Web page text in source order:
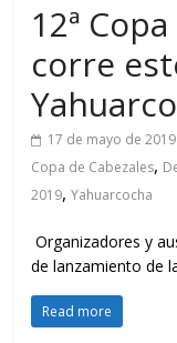
12ª
corre
17 de mayo de 2019
Copa de Cabezales,
2019,Yahuarcocha
Organizadores y
de lanzamiento de
Read more